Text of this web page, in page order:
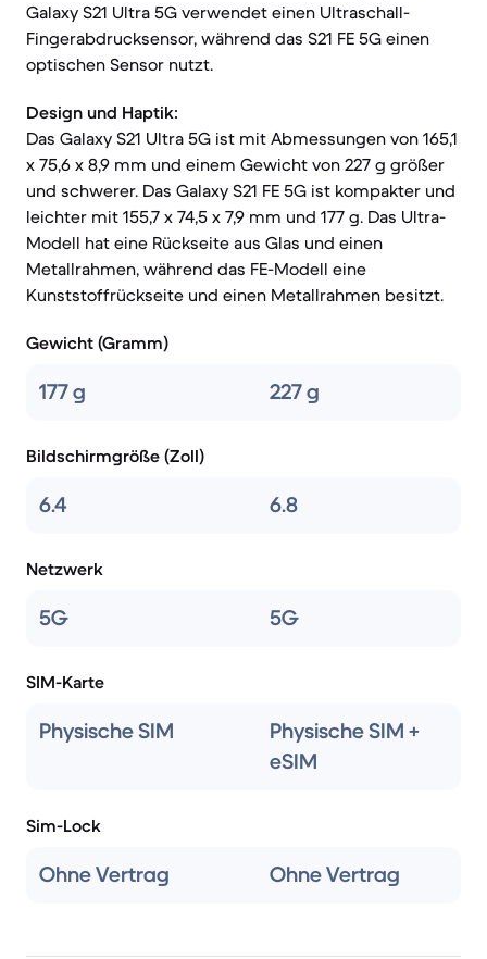
Galaxy S21 Ultra 5G verwendet einen Ultraschall-
Fingerabdrucksensor, während das S21 FE 5G einen
optischen Sensor nutzt.
Design und Haptik:
Das Galaxy S21 Ultra 5G ist mit Abmessungen von 165,1
x 75,6 x 8,9 mm und einem Gewicht von 227 g größer
und schwerer. Das Galaxy S21 FE 5G ist kompakter und
leichter mit 155,7 x 74,5 x 7,9 mm und 177 g. Das Ultra-
Modell hat eine Rückseite aus Glas und einen
Metallrahmen, während das FE-Modell eine
Kunststoffrückseite und einen Metallrahmen besitzt.
Gewicht (Gramm)
177 g 227 g
Bildschirmgröße (Zoll)
6.4 6.8
Netzwerk
5G 5G
SIM-Karte
Physische SIM
Physische SIM +
eSIM
Sim-Lock
Ohne Vertrag Ohne Vertrag